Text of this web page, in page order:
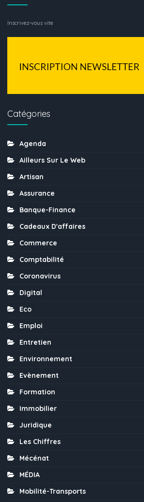
Inscrivez-vous vite
Catégories
Agenda
Ailleurs Sur Le Web
Artisan
Assurance
Banque-Finance
Cadeaux D'affaires
Commerce
Comptabilité
Coronavirus
Digital
Eco
Emploi
Entretien
Environnement
Evènement
Formation
Immobilier
Juridique
Les Chiffres
Mécénat
MÉDIA
Mobilité-Transports